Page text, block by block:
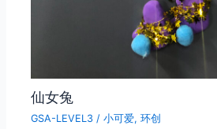
仙女兔
GSA-LEVEL3 /小可爱,环创